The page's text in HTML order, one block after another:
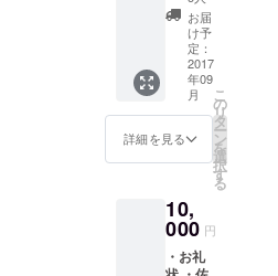
状」
「結果
報告
書」は
掲載期
間終了
後の９
月上旬
ていた
だきま
す。
・結果
報告書
※「お礼
状」
「海軍
レー」
「結果
報告
書」は
間終了
後の９
月上旬
頃を目
お届
け予
定：
2017
年09
月
詳細を見る
こ
の
リ
タ
ー
ン
を
選
択
す
る
10,
000 円
・お礼